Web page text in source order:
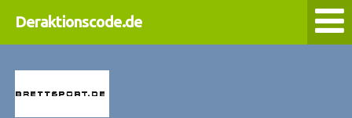
Deraktionscode.de